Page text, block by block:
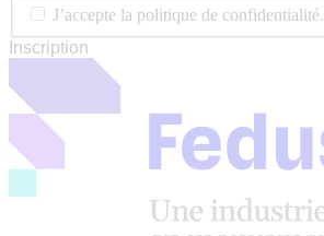
J’accepte la politique de confidentialité.
Inscription